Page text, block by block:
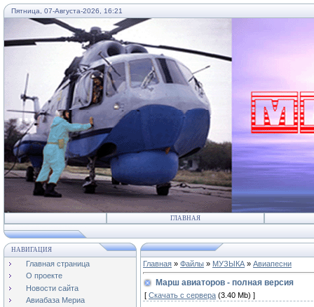
Пятница, 07-Августа-2026, 16:21
...
ГЛАВНАЯ
НАВИГАЦИЯ
Главная страница
О проекте
Новости сайта
Авиабаза Мериа
Главная » Файлы » МУЗЫКА » Авиапесни
Марш авиаторов - полная версия
[ Скачать с сервера (3.40 Mb) ]